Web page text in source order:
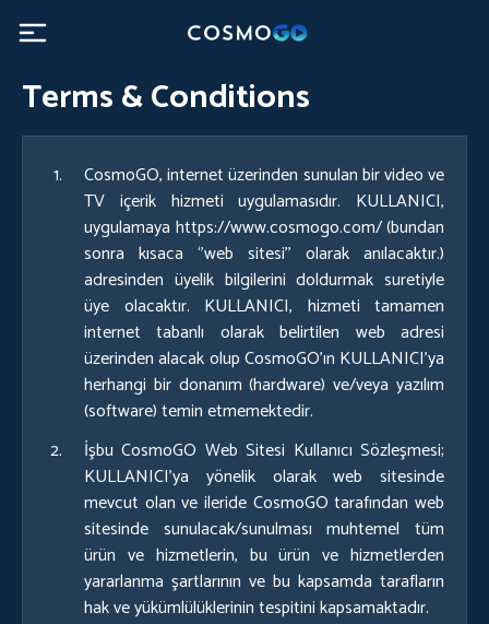
Terms & Conditions
CosmoGO, internet üzerinden sunulan bir video ve
TV içerik hizmeti uygulamasıdır. KULLANICI,
uygulamaya https://www.cosmogo.com/(bundan
sonra kısaca ‘’web sitesi’’ olarak anılacaktır.)
adresinden üyelik bilgilerini doldurmak suretiyle
üye olacaktır. KULLANICI, hizmeti tamamen
internet tabanlı olarak belirtilen web adresi
üzerinden alacak olup CosmoGO’ın KULLANICI’ya
herhangi bir donanım (hardware) ve/veya yazılım
(software) temin etmemektedir.
İşbu CosmoGO Web Sitesi Kullanıcı Sözleşmesi;
KULLANICI’ya yönelik olarak web sitesinde
mevcut olan ve ileride CosmoGO tarafından web
sitesinde sunulacak/sunulması muhtemel tüm
ürün ve hizmetlerin, bu ürün ve hizmetlerden
yararlanma şartlarının ve bu kapsamda tarafların
hak ve yükümlülüklerinin tespitini kapsamaktadır.